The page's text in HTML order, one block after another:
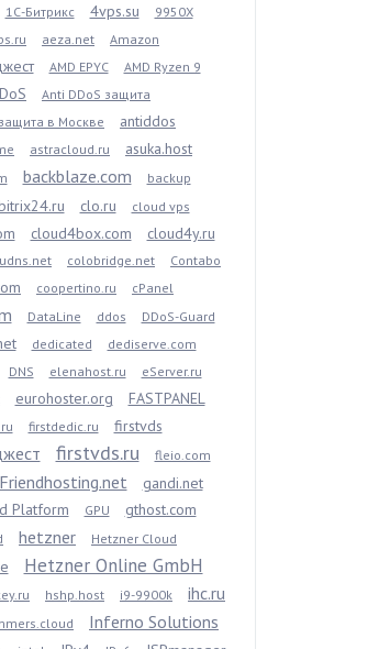
1С-Битрикс 4vps.su
9950X
aeza.net Amazon
AMD EPYC AMD Ryzen 9
Anti DDoS защита
в Москве
antiddos
astracloud.ru asuka.host
backblaze.com backup
clo.ru cloud vps
cloud4box.com cloud4y.ru
colobridge.net Contabo
coopertino.ru cPanel
DataLine ddos DDoS-Guard
dedicated dediserve.com
DNS elenahost.ru
eServer.ru
eurohoster.org FASTPANEL
firstdedic.ru firstvds
firstvds.ru fleio.com
Friendhosting.net
gandi.net
Platform
GPU gthost.com
hetzner Hetzner Cloud
Hetzner Online GmbH
hshp.host i9-9900k ihc.ru
Inferno Solutions